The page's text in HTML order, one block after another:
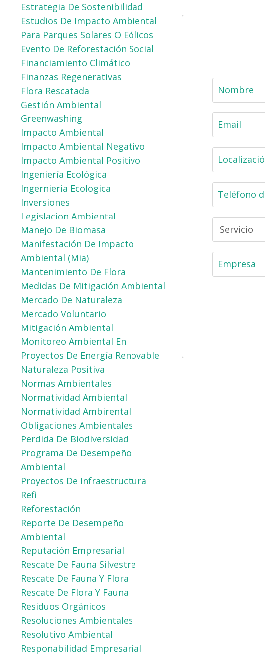
Estrategia De Sostenibilidad
Estudios De Impacto Ambiental
Para Parques Solares O Eólicos
Evento De Reforestación Social
Financiamiento Climático
Finanzas Regenerativas
Flora Rescatada
Gestión Ambiental
Greenwashing
Impacto Ambiental
Impacto Ambiental Negativo
Impacto Ambiental Positivo
Ingeniería Ecológica
Ingernieria Ecologica
Inversiones
Legislacion Ambiental
Manejo De Biomasa
Manifestación De Impacto
Ambiental (mia)
Mantenimiento De Flora
Medidas De Mitigación Ambiental
Mercado De Naturaleza
Mercado Voluntario
Mitigación Ambiental
Monitoreo Ambiental En
Proyectos De Energía Renovable
Naturaleza Positiva
Normas Ambientales
Normatividad Ambiental
Normatividad Ambirental
Obligaciones Ambientales
Perdida De Biodiversidad
Programa De Desempeño
Ambiental
Proyectos De Infraestructura
Refi
Reforestación
Reporte De Desempeño
Ambiental
Reputación Empresarial
Rescate De Fauna Silvestre
Rescate De Fauna Y Flora
Rescate De Flora Y Fauna
Residuos Orgánicos
Resoluciones Ambientales
Resolutivo Ambiental
Responabilidad Empresarial